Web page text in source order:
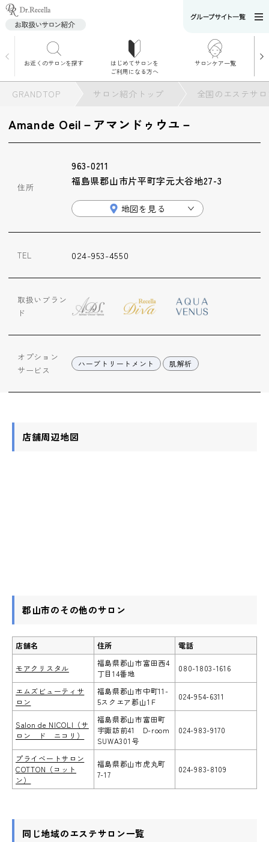
お近くのサロンを探す
はじめてサロンを
ご利用になる方へ
サロンケア一覧
ュー
施術別で探す
お悩み別で探す
角質ケア｜ポレーシ
ョン
ハーブトリートメン
GRANDTOP サロン紹介トップ 全国のエステサ
Amande Oeil－アマンドゥウユ－
住所
963-0211
福島県郡山市片平町字元大谷地27-3
地図を見る
TEL 024-953-4550
取扱いブラン
ド
オプション
サービス
ハーブトリートメント 肌解析
店舗周辺地図
郡山市のその他のサロン
店舗名 住所 電話
モアクリスタル
福島県郡山市富田西4
丁目14番地
080-1803-1616
エムズビューティサ
ロン
福島県郡山市中町11-
5スクエア郡山1Ｆ
024-954-6311
Salon de NICOLI（サ
ロン ド ニコリ）
福島県郡山市富田町
宇諏訪前41 D-room
SUWA301号
024-983-9170
プライベートサロン
COTTON（コット
ン）
福島県郡山市虎丸町
7-17
024-983-8109
同じ地域のエステサロン一覧